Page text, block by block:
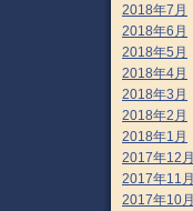
2018年7月
2018年6月
2018年5月
2018年4月
2018年3月
2018年2月
2018年1月
2017年12月
2017年11月
2017年10月